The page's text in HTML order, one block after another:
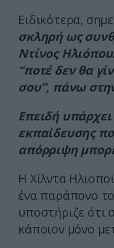
Ειδικότερα,
σκληρή ως
Ντίνος
“ποτέ δεν θα
σου”, πάνω
Επειδή
εκπαίδευσης
απόρριψη
Η Χίλντα
ένα παράπονο
υποστήριζε ότι
κάποιον μόνο